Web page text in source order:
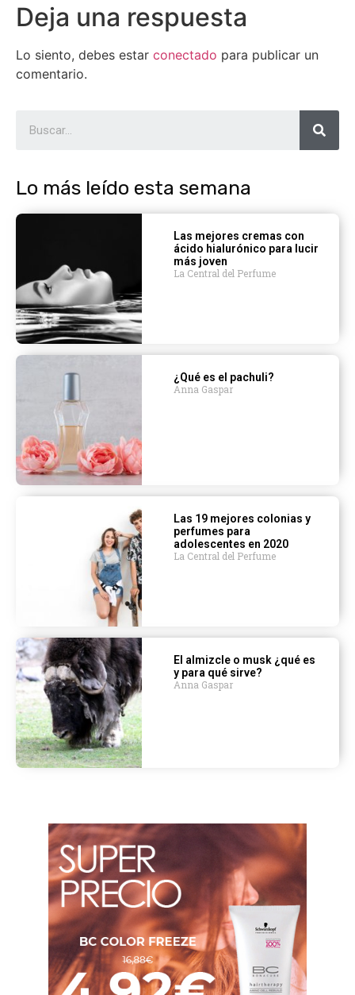
Deja una respuesta
Lo siento, debes estar conectado para publicar un
comentario.
Lo más leído esta semana
Las mejores cremas con
ácido hialurónico para lucir
más joven
La Central del Perfume
¿Qué es el pachuli?
Anna Gaspar
Las 19 mejores colonias y
perfumes para
adolescentes en 2020
La Central del Perfume
El almizcle o musk ¿qué es
y para qué sirve?
Anna Gaspar